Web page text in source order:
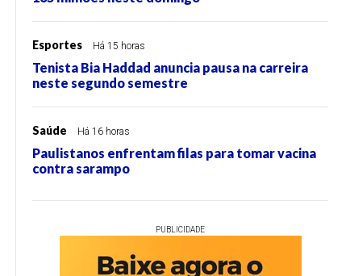
Esportes Há 15 horas
Tenista Bia Haddad anuncia pausa na carreira
neste segundo semestre
Saúde Há 16 horas
Paulistanos enfrentam filas para tomar vacina
contra sarampo
PUBLICIDADE